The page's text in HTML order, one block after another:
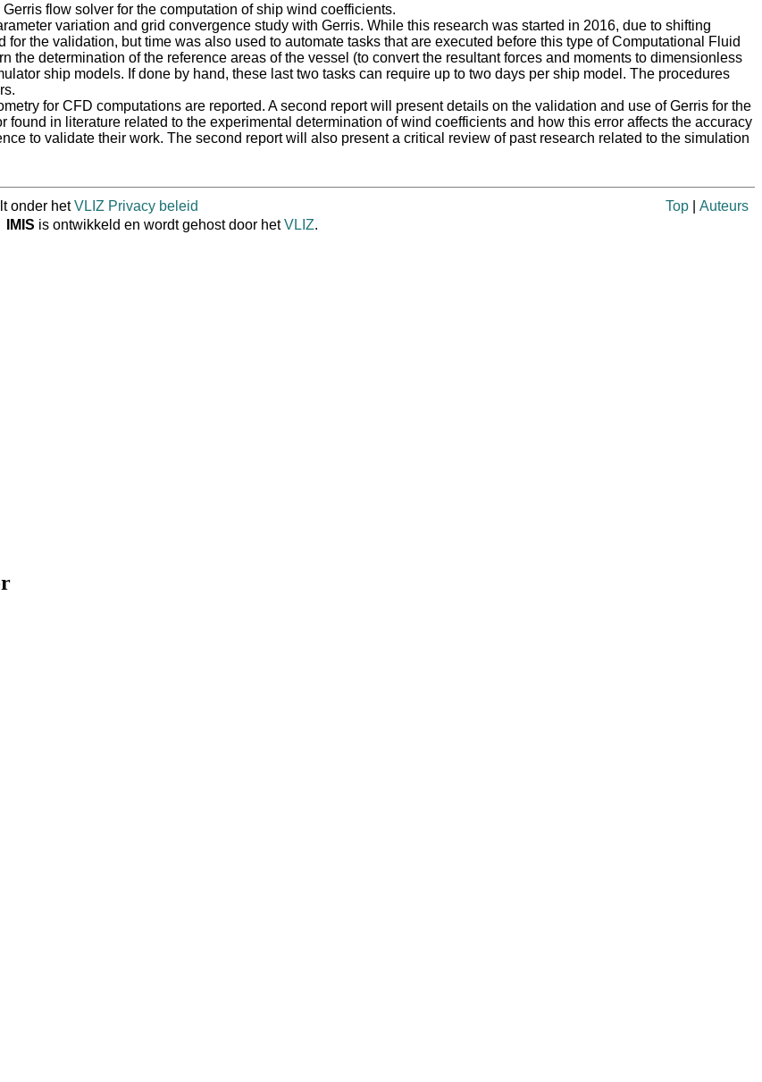
flow solver for the computation of ship wind coefficients.
variation and grid convergence study with Gerris. While this research was started in 2016, due to shifting
the validation, but time was also used to automate tasks that are executed before this type of Computational Fluid
the determination of the reference areas of the vessel (to convert the resultant forces and moments to dimensionless
ship models. If done by hand, these last two tasks can require up to two days per ship model. The procedures
for CFD computations are reported. A second report will present details on the validation and use of Gerris for the
in literature related to the experimental determination of wind coefficients and how this error affects the accuracy
to validate their work. The second report will also present a critical review of past research related to the simulation
onder hetVLIZ Privacy beleid Top
Auteurs
IMIS is ontwikkeld en wordt gehost door hetVLIZ.